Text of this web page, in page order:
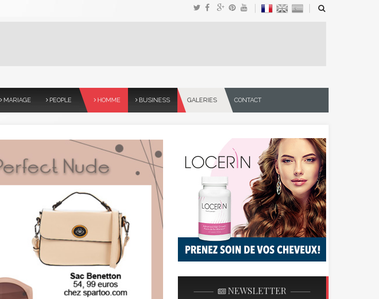
MARIAGE PEOPLE HOMME BUSINESS GALERIES CONTACT
NEWSLETTER